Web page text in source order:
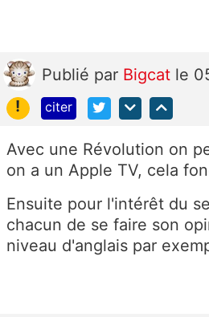
Publié par Bigcat le
!
citer
Avec une Révolution on
on a un Apple TV, cela
Ensuite pour l'intérêt du
chacun de se faire son
niveau d'anglais par